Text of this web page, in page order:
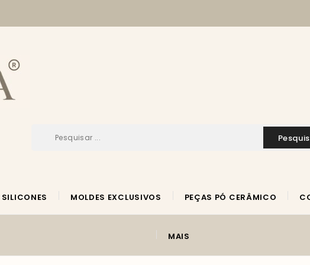
SILICONES MOLDES EXCLUSIVOS PEÇAS PÓ CERÂMICO
MAIS